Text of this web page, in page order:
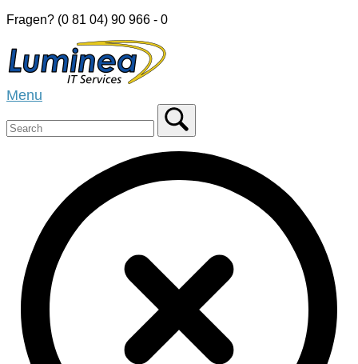
Skip
content
Fragen? (0 81 04) 90 966 - 0
Home
Menu